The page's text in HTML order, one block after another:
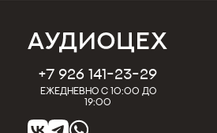
+7 926 141-23-29
Ежедневно с 10:00 до
19:00